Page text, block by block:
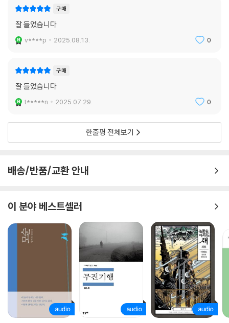
구매
잘 들었습니다
v****p 2025.08.13. 0
구매
잘 들었습니다
t*****n 2025.07.29. 0
한줄평 전체보기
배송/반품/교환 안내
이 분야 베스트셀러